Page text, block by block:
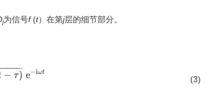
j为信号f(t）在第j层的细节部分。
e−iωt
(3)